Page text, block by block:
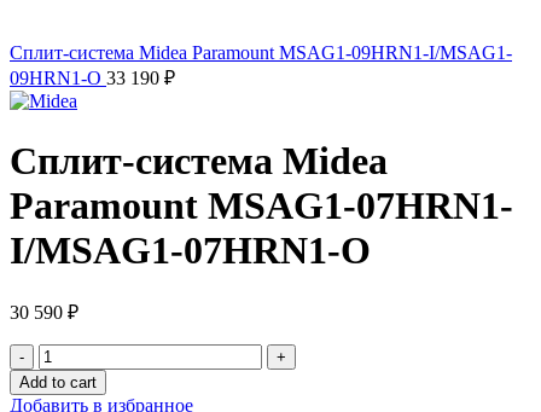
Сплит-система Midea Paramount MSAG1-09HRN1-I/MSAG1-
09HRN1-O 33 190 ₽
Сплит-система Midea
Paramount MSAG1-07HRN1-
I/MSAG1-07HRN1-O
30 590 ₽
Сплит-
система
Midea
Add to cart
Добавить в избранное